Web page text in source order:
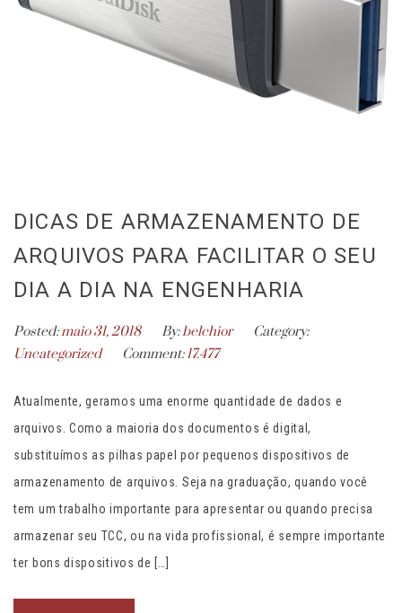
DICAS DE ARMAZENAMENTO DE
ARQUIVOS PARA FACILITAR O SEU
DIA A DIA NA ENGENHARIA
Posted:maio 31, 2018 By:belchior
Category:
Uncategorized
Comment:17.477
Atualmente, geramos uma enorme quantidade de dados e
arquivos. Como a maioria dos documentos é digital,
substituímos as pilhas papel por pequenos dispositivos de
armazenamento de arquivos. Seja na graduação, quando você
tem um trabalho importante para apresentar ou quando precisa
armazenar seu TCC, ou na vida profissional, é sempre importante
ter bons dispositivos de […]